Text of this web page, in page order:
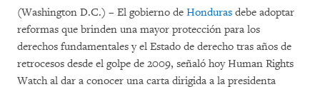
(Washington D.C.) – El gobierno de Honduras debe adoptar
reformas que brinden una mayor protección para los
derechos fundamentales y el Estado de derecho tras años de
retrocesos desde el golpe de 2009, señaló hoy Human Rights
Watch al dar a conocer una carta dirigida a la presidenta